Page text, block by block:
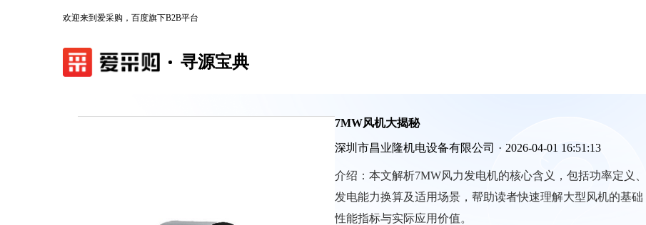
欢迎来到爱采购，百度旗下B2B平台
寻源宝典
7MW风机大揭秘
深圳市昌业隆机电设备有限公司 · 2026-04-01 16:51:13
介绍： 本文解析7MW风力发电机的核心含义，包括功率定义、
发电能力换算及适用场景，帮助读者快速理解大型风机的基础
性能指标与实际应用价值。